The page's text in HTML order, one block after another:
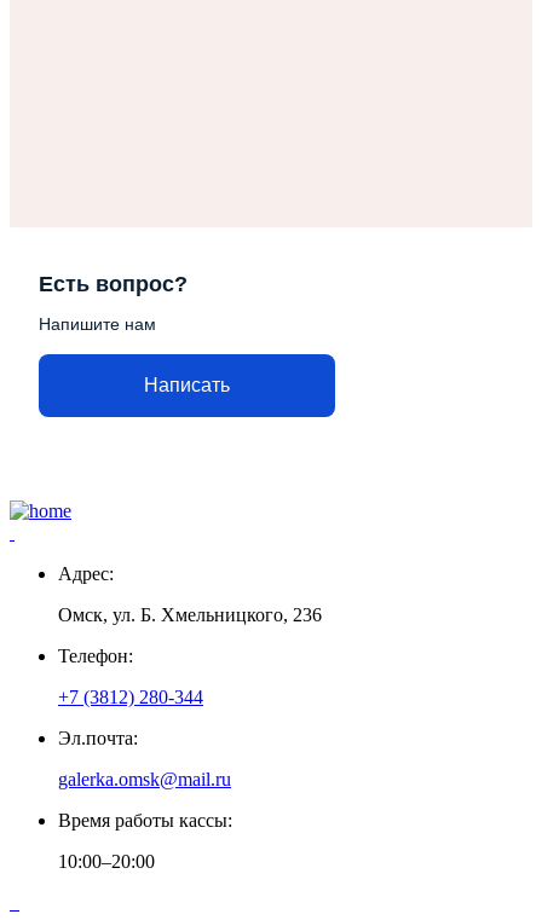
Есть вопрос?
Напишите нам
Написать
Адрес:
Омск, ул. Б. Хмельницкого, 236
Телефон:
+7 (3812) 280-344
Эл.почта:
galerka.omsk@mail.ru
Время работы кассы:
10:00–20:00